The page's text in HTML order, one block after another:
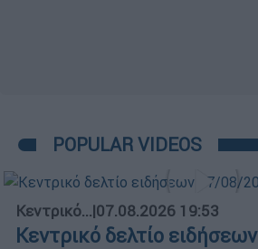
POPULAR VIDEOS
Κεντρικό...|07.08.2026 19:53
Κεντρικό δελτίο